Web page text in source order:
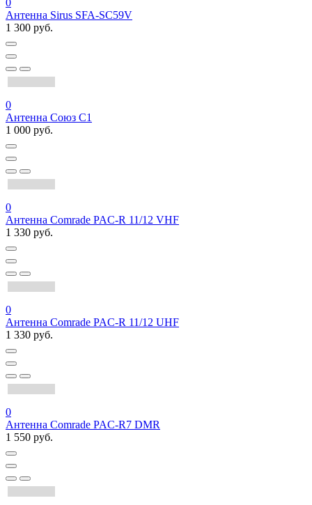
Антенна Sirus SFA-SС59V
1 300 руб.
0
Антенна Союз С1
1 000 руб.
0
Антенна Comrade PAC-R 11/12 VHF
1 330 руб.
0
Антенна Comrade PAC-R 11/12 UHF
1 330 руб.
0
Антенна Comrade PAC-R7 DMR
1 550 руб.